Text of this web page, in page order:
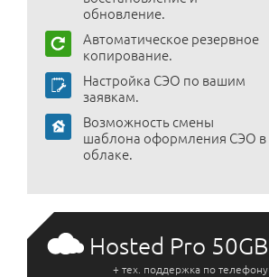
обновление.
Автоматическое резервное
копирование.
Настройка СЭО по вашим
заявкам.
Возможность смены
шаблона оформления СЭО в
облаке.
Hosted Pro 50GB
+ тех. поддержка по телефону